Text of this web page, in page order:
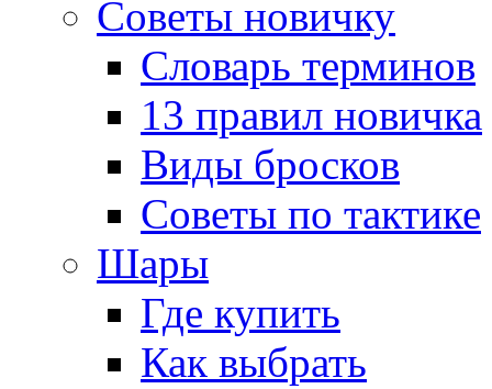
Советы новичку
Словарь терминов
13 правил новичка
Виды бросков
Советы по тактике
Шары
Где купить
Как выбрать